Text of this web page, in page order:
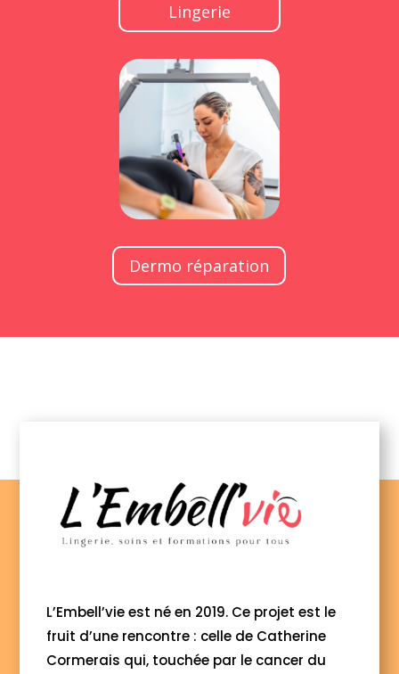
Lingerie
Dermo réparation
L’Embell’vie est né en 2019. Ce projet est le
fruit d’une rencontre : celle de Catherine
Cormerais qui, touchée par le cancer du